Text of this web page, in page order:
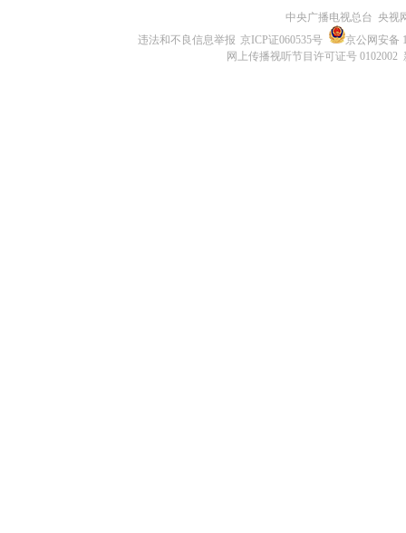
中央广播电视总台 央视
违法和不良信息举报 京ICP证060535号
京公网安备
网上传播视听节目许可证号 0102002